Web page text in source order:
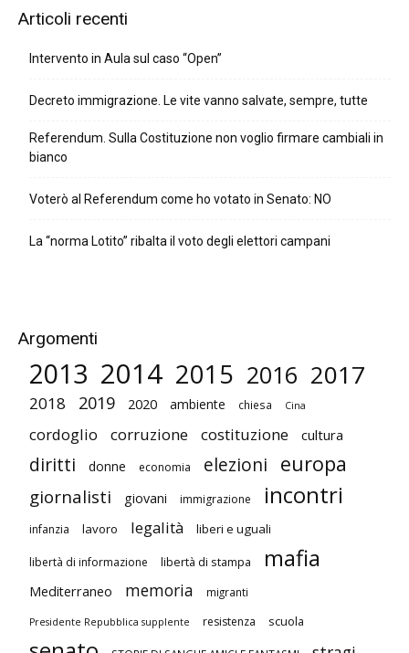
Articoli recenti
Intervento in Aula sul caso “Open”
Decreto immigrazione. Le vite vanno salvate, sempre, tutte
Referendum. Sulla Costituzione non voglio firmare cambiali in
bianco
Voterò al Referendum come ho votato in Senato: NO
La “norma Lotito” ribalta il voto degli elettori campani
Argomenti
2013 2014 2015 2016 2017
2018 2019 2020 ambiente chiesa Cina
cordoglio corruzione costituzione cultura
diritti donne economia elezioni europa
giornalisti giovani immigrazione incontri
infanzia lavoro legalità liberi e uguali
libertà di informazione libertà di stampa mafia
Mediterraneo memoria migranti
Presidente Repubblica supplente resistenza scuola